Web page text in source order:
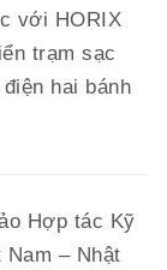
với HORIX
trạm sạc
hai bánh
Hợp tác Kỹ
Nam – Nhật